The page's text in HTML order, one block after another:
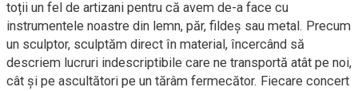
toții un fel de artizani pentru că avem de-a face cu
instrumentele noastre din lemn, păr, fildeș sau metal. Precum
un sculptor, sculptăm direct în material, încercând să
descriem lucruri indescriptibile care ne transportă atât pe noi,
cât și pe ascultători pe un tărâm fermecător. Fiecare concert